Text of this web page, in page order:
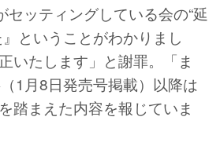
ッティングしている会の“延
ということがわかりまし
いたします」と謝罪。「ま
1月8日発売号掲載）以降は
踏まえた内容を報じていま